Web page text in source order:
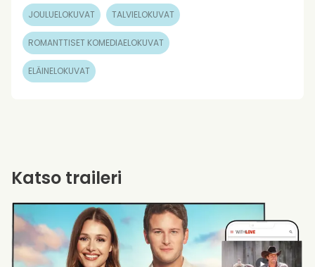
JOULUELOKUVAT TALVIELOKUVAT
ROMANTTISET KOMEDIAELOKUVAT
ELÄINELOKUVAT
Katso traileri